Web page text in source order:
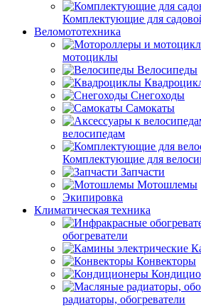
Комплектующие для
Веломототехника
мотоциклы
Велосипеды
Снегоходы
Самокаты
велосипедам
Комплектующие для
Запчасти
Мотошлемы
Экипировка
Климатическая техника
обогреватели
Конвекторы
радиаторы, обогреватели